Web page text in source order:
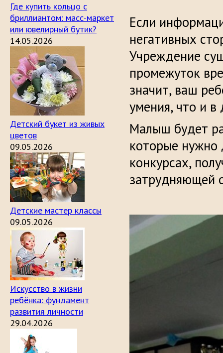
Где купить кольцо с
бриллиантом: масс-маркет
или ювелирный бутик?
14.05.2026
Детский букет из живых
цветов
09.05.2026
Детские мастер классы
09.05.2026
Искусство в жизни
ребёнка: фундамент
развития личности
29.04.2026
Если
негативных
Учреждение
промежуток
значит, ваш
умения, что и в
Малыш будет
которые нужно
конкурсах,
затрудняющей